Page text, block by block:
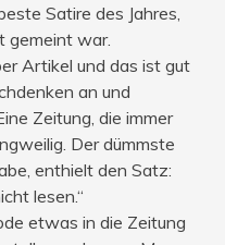
Satire des Jahres,
gemeint war.
Artikel und das ist gut
an und
Zeitung, die immer
Der dümmste
enthielt den Satz:
lesen.“
etwas in die Zeitung